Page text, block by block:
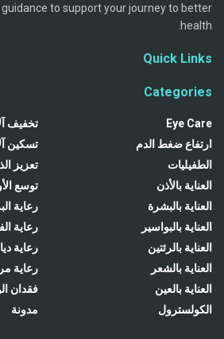
to support your journey to better
health.
Quick Links
Categories
Eye Care
ارتفاع ضغط الدم
الطفيليات
العناية بالأذن
العناية بالبشرة
العناية بالبواسير
العناية بالرئتين
العناية بالشعر
العناية بالعين
الكولسترول
تخفيف
تسكين
تعزيز
توسع
رعاية
رعاية
رعاية
رعاية
فقدان
مدونة